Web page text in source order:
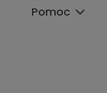
Pomoc